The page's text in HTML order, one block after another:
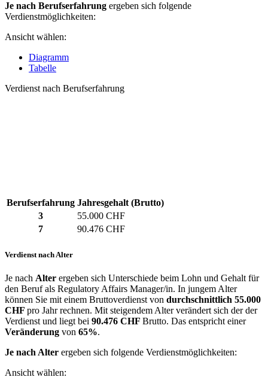
Je nach Berufserfahrung ergeben sich folgende
Verdienstmöglichkeiten:
Ansicht wählen:
Diagramm
Tabelle
Verdienst nach Berufserfahrung
Berufserfahrung Jahresgehalt (Brutto)
3
55.000 CHF
7
90.476 CHF
Verdienst nach Alter
Je nach Alter ergeben sich Unterschiede beim Lohn und Gehalt für
den Beruf als Regulatory Affairs Manager/in. In jungem Alter
können Sie mit einem Bruttoverdienst von durchschnittlich 55.000
CHF pro Jahr rechnen. Mit steigendem Alter verändert sich der der
Verdienst und liegt bei 90.476 CHF Brutto. Das entspricht einer
Veränderung von 65%.
Je nach Alter ergeben sich folgende Verdienstmöglichkeiten:
Ansicht wählen: